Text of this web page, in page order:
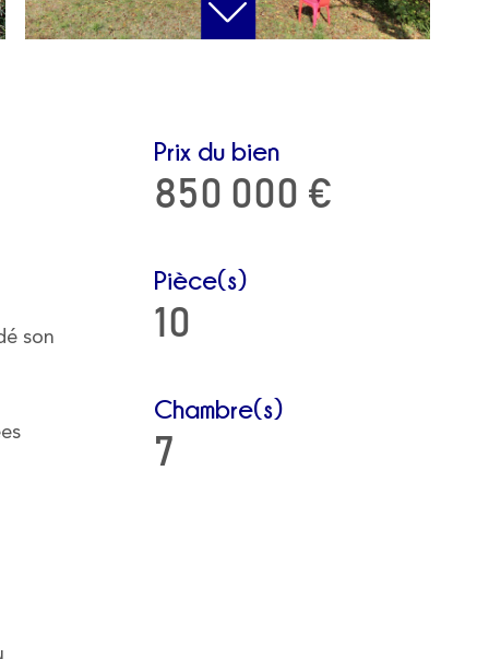
son
Prix du bien
850 000 €
Pièce(s)
10
Chambre(s)
7